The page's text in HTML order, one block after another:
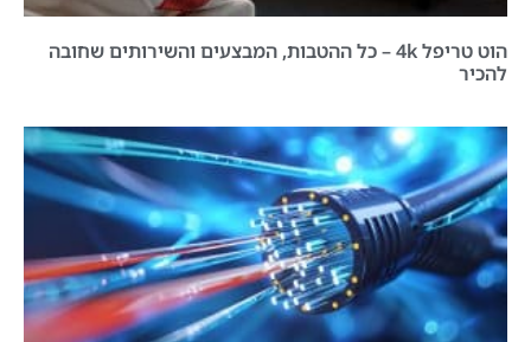
הוט טריפל 4k – כל ההטבות, המבצעים והשירותים שחובה
להכיר